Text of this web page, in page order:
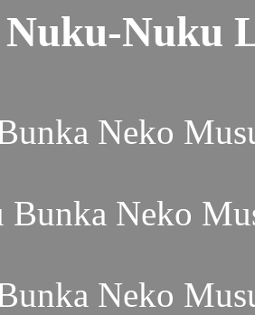
Nuku-Nuku
Neko
Bunka Neko
Neko